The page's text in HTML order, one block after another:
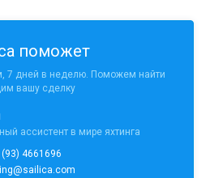
поможет
7 дней в неделю. Поможем найти
вашу сделку
ассистент в мире яхтинга
4661696